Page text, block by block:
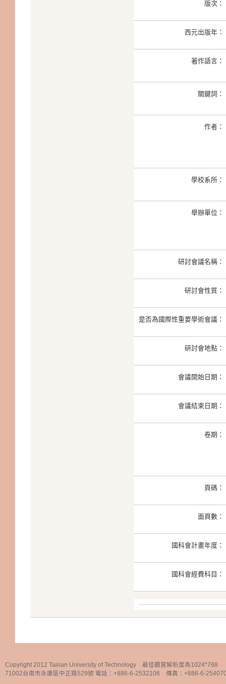
版次：
西元出版年：
著作語言：
關鍵詞：
作者：
學校系所：
舉辦單位：
研討會議名稱：
研討會性質：
是否為國際性重要學術會議：
研討會地點：
會議開始日期：
會議結束日期：
卷期：
頁碼：
面頁數：
國科會計畫年度：
國科會經費科目：
Copyright 2012 Tainan University of Technology 最佳觀賞解析度為1024*768
71002台南市永康區中正路529號 電話：+886-6-2532106 傳真：+886-6-